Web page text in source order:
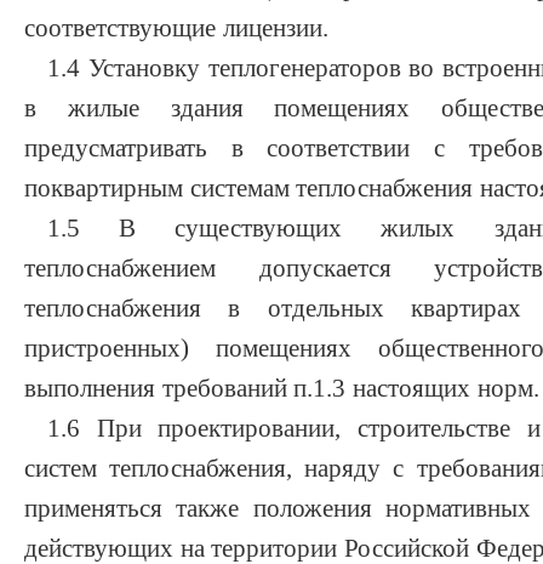
соответствующие лицензии.
1.4 Установку теплогенераторов во
в жилые здания помещениях
предусматривать в соответствии с
поквартирным системам теплоснабжения
1.5 В существующих жилых
теплоснабжением допускается
теплоснабжения в отдельных
пристроенных) помещениях
выполнения требований п.1.3 настоящих норм.
1.6 При проектировании, строительстве
систем теплоснабжения, наряду с
применяться также положения
действующих на территории Российской